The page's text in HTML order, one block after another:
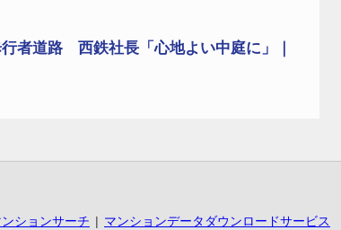
者道路 西鉄社長「心地よい中庭に」｜
ションサーチ マンションデータダウンロードサービス